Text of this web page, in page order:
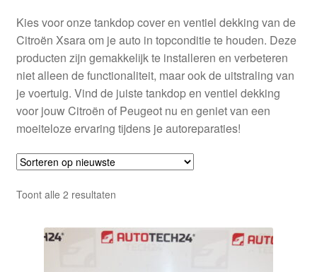
Privacybeleid
Wereldwijde verzending
Winkelwagen
Kies voor onze tankdop cover en ventiel dekking van de
Citroën Xsara om je auto in topconditie te houden. Deze
producten zijn gemakkelijk te installeren en verbeteren
niet alleen de functionaliteit, maar ook de uitstraling van
je voertuig. Vind de juiste tankdop en ventiel dekking
voor jouw Citroën of Peugeot nu en geniet van een
moeiteloze ervaring tijdens je autoreparaties!
Toont alle 2 resultatenGesorteerd
nieuwste